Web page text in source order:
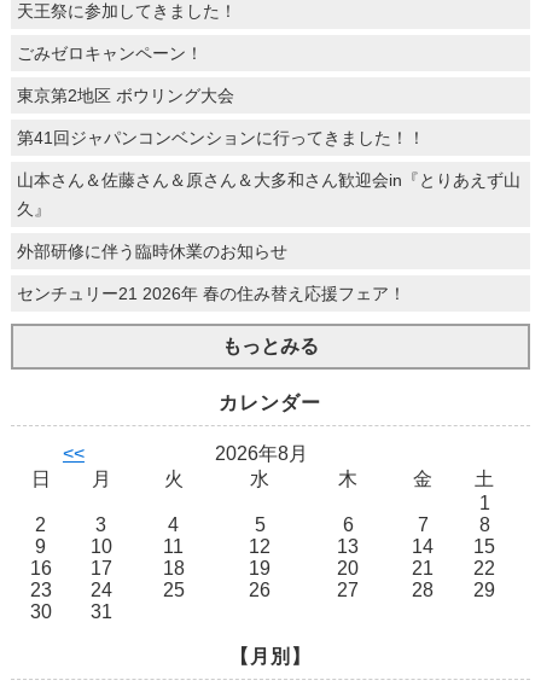
天王祭に参加してきました！
ごみゼロキャンペーン！
東京第2地区 ボウリング大会
第41回ジャパンコンベンションに行ってきました！！
山本さん＆佐藤さん＆原さん＆大多和さん歓迎会in『とりあえず山
久』
外部研修に伴う臨時休業のお知らせ
センチュリー21 2026年 春の住み替え応援フェア！
もっとみる
カレンダー
<<
2026年8月
日
月 火 水 木 金
土
1
2
3 4 5 6 7
8
9
10 11 12 13 14
15
16
17 18 19 20 21
22
23
24 25 26 27 28
29
30
31
【月別】